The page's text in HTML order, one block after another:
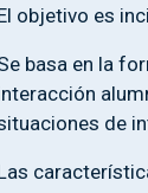
objetivo es
basa en la
de